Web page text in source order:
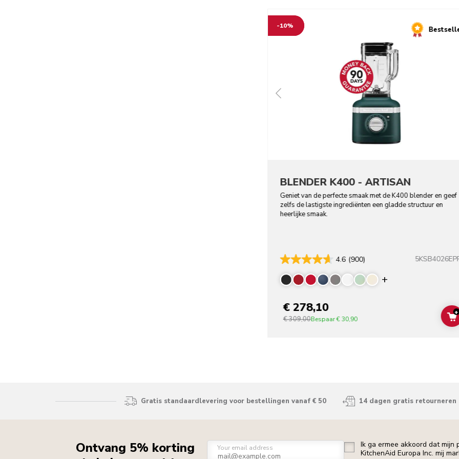
-10%
BLENDER K400 - ARTISAN
Geniet van de perfecte smaak met de K400 blender en geef
zelfs de lastigste ingrediënten een gladde structuur en
heerlijke smaak.
4.6 (900)
Display more
€ 278,10
€ 309,00Bespaar€ 30,90
+
Gratis standaardlevering voor bestellingen vanaf € 50 14 dagen gratis retourneren
Ontvang 5% korting
Your email address
Ik ga ermee akkoord dat
KitchenAid Europa Inc. mij